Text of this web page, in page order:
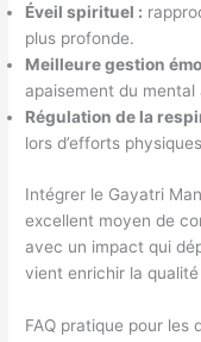
Éveil spirituel :
plus profonde.
Meilleure gestion
apaisement du mental
Régulation de la
lors d’efforts
Intégrer le Gayatri
excellent moyen de
avec un impact qui
vient enrichir la
FAQ pratique pour les